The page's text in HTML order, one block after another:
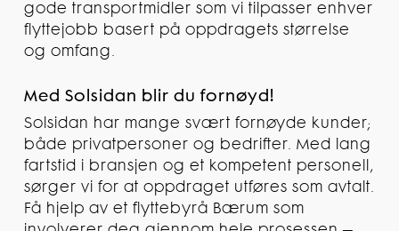
gode transportmidler som vi tilpasser enhver
flyttejobb basert på oppdragets størrelse
og omfang.
Med Solsidan blir du fornøyd!
Solsidan har mange svært fornøyde kunder;
både privatpersoner og bedrifter. Med lang
fartstid i bransjen og et kompetent personell,
sørger vi for at oppdraget utføres som avtalt.
Få hjelp av et flyttebyrå Bærum som